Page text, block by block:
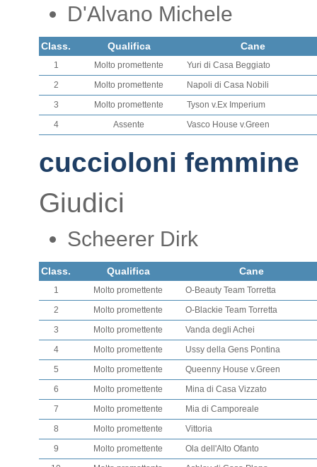
D'Alvano Michele
Class. Qualifica Cane
1 Molto promettente
Yuri di Casa Beggiato
2
Molto promettente
Napoli di Casa Nobili
3
Molto promettente
Tyson v.Ex Imperium
4
Assente Vasco House v.Green
cuccioloni femmine
Giudici
Scheerer Dirk
Class. Qualifica Cane
1 Molto promettente
O-Beauty Team Torretta
2
Molto promettente
O-Blackie Team Torretta
3
Molto promettente
Vanda degli Achei
4
Molto promettente
Ussy della Gens Pontina
5
Molto promettente
Queenny House v.Green
6
Molto promettente
Mina di Casa Vizzato
7
Molto promettente
Mia di Camporeale
8
Molto promettente
Vittoria
9
Molto promettente
Ola dell'Alto Ofanto